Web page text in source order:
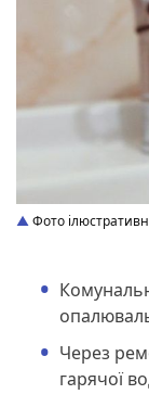
Фото
Через
гарячої